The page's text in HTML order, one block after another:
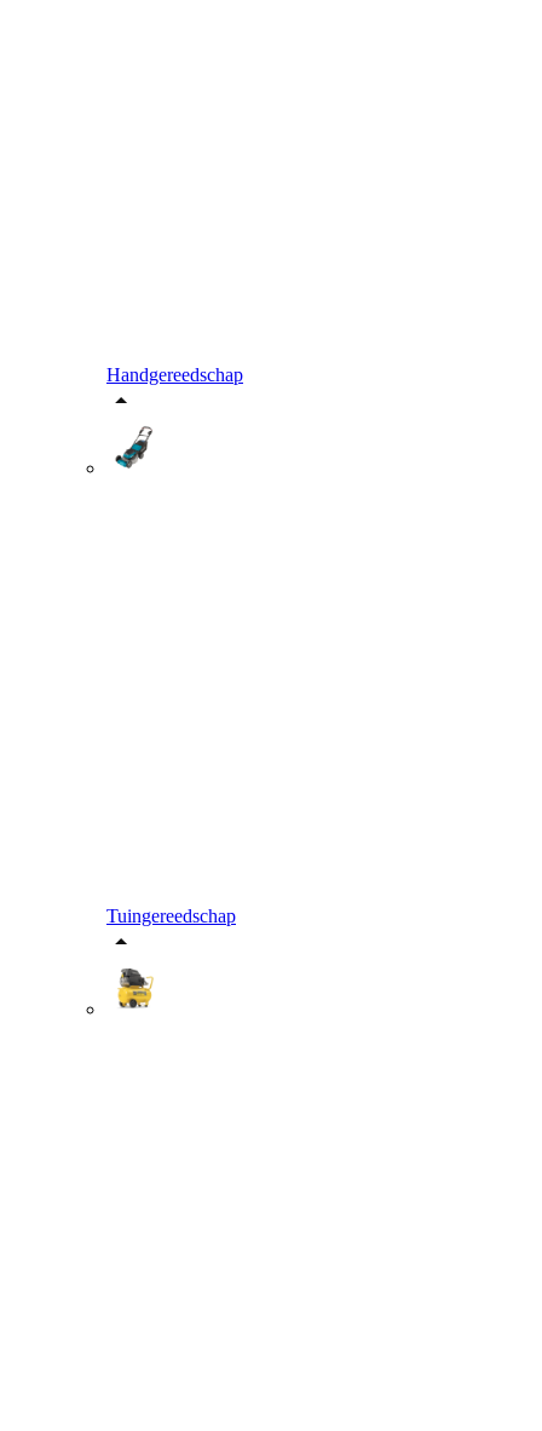
Handgereedschap
Tuingereedschap